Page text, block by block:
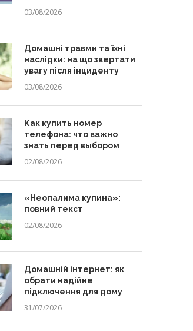
03/08/2026
Домашні травми та їхні
наслідки: на що звертати
увагу після інциденту
03/08/2026
Как купить номер
телефона: что важно
знать перед выбором
02/08/2026
«Неопалима купина»:
повний текст
02/08/2026
Домашній інтернет: як
обрати надійне
підключення для дому
31/07/2026